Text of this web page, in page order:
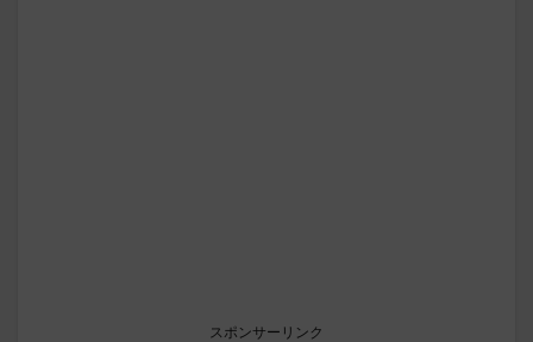
スポンサーリンク